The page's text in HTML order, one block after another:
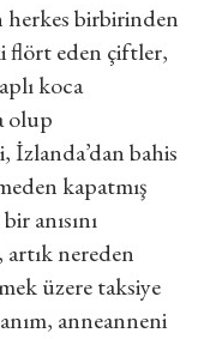
herkes birbirinden
flört eden çiftler,
koca
olup
İzlanda’dan bahis
kapatmış
anısını
artık nereden
üzere taksiye
anneanneni